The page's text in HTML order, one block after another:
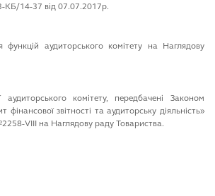
14-37 від 07.07.2017р.
аудиторського комітету на Наглядову
аудиторського комітету, передбачені Законом
фінансової звітності та аудиторську діяльність»
VIII на Наглядову раду Товариства.